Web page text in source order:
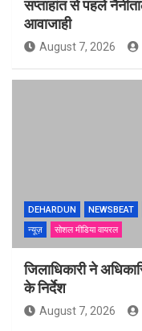
सप्ताहांत से पहले
आवाजाही
August 7, 2026
DEHARDUN NEWSBEAT
न्यूज़
सोशल मीडिया वायरल
जिलाधिकारी ने
के निर्देश
August 7, 2026